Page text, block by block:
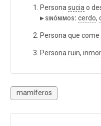
Persona sucia o
▸ sinónimos: cerdo,
Persona que come
Persona ruin,
mamíferos